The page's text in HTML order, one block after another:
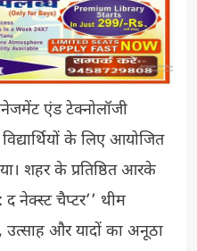
एंड टेक्नोलॉजी
के लिए आयोजित
शहर के प्रतिष्ठित आरके
द नेक्स्ट चैप्टर’’ थीम
और यादों का अनूठा